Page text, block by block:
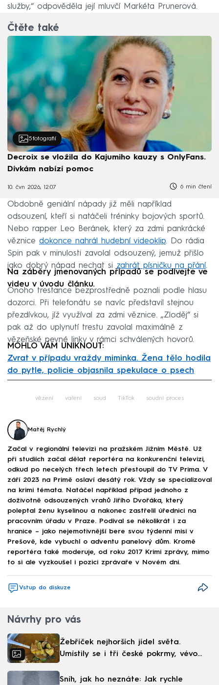
služby,“ odpověděla její mluvčí Markéta Prunerová.
Čtěte také
5 fotografií
Decroix se vložila do Kajumiho kauzy s OnlyFans.
Dívkám nabízí pomoc
10. čvn 2026, 12:07 6 min čtení
Obdobně geniální nápady již měli například
odsouzení, kteří si natáčeli tréninky bojových sportů.
Nebo rapper Leo Beránek, který za zdmi pankrácké
věznice dokonce nahrál hudební videoklip. Do rádia
Spin pak v minulosti zavolal odsouzený, jemuž přišlo
jako dobrý nápad nechat si zahrát písničku na přání.
Na záběry jmenovaných případů se podívejte ve
videu v úvodu článku.
Onoho trestance bezprostředně poznali podle hlasu
dozorci. Při telefonátu se navíc představil stejnou
přezdívkou, jíž využíval za zdmi věznice. „Zloděj“ si
pak až do uplynutí trestu zavolal maximálně z
vězeňské pevné linky v rámci schválených hovorů.
MOHLO VÁM UNIKNOUT:
Zvrat v případu vraždy miminka. Žena tělo hodila
do pytle, policie objasnila spekulace o psech
vězení vaření soud TikTok soudní proces
Matěj Rychlý
Začal v regionální televizi na pražském Jižním Městě. Už
při studiích začal dělat reportéra na konkurenční televizi,
odkud po necelých třech letech přestoupil do TV Prima. V
září 2023 na Primě oslaví desátý rok. Vždy se specializoval
na krimi témata. Natáčel například případ jednoho z
doživotně odsouzených vrahů Jiřího Dvořáka, který
poleptal ženu kyselinou a nakonec zastřelil úřednici na
pracovním úřadu v Praze. Podíval se několikrát i za
hranice – jako nejemotivnější bere svou týdenní misi v
Prešově, kde vybuchl o adventu panelový dům. Kromě
reportéra také moderuje, od roku 2017 Krimi zprávy, mimo
to si ale vyzkoušel i pozici zprávaře v Novém dni.
Vstup do diskuze
Návrhy pro vás
Žebříček nejhorších jídel světa.
Umístily se i tři české pokrmy, vévodí
Sníh, jak ho neznáte: Jak rychle